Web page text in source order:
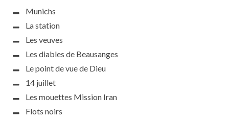
Munichs
La station
Les veuves
Les diables de Beausanges
Le point de vue de Dieu
14 juillet
Les mouettes Mission Iran
Flots noirs